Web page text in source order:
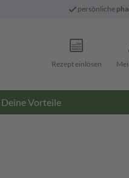
persönliche
Rezept einlösen
Deine Vorteile